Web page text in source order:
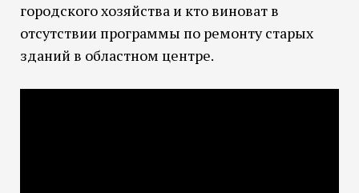
городского хозяйства и кто виноват в
отсутствии программы по ремонту старых
зданий в областном центре.